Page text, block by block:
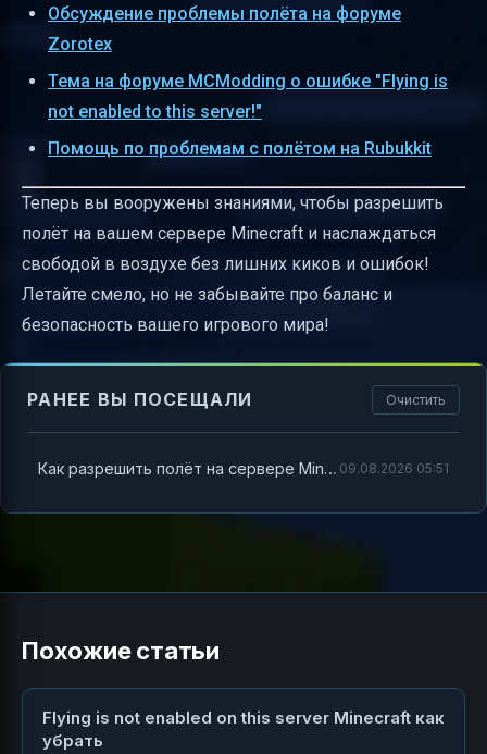
Обсуждение проблемы полёта на форуме
Zorotex
Тема на форуме MCModding о ошибке "Flying is
not enabled to this server!"
Помощь по проблемам с полётом на Rubukkit
Теперь вы вооружены знаниями, чтобы разрешить
полёт на вашем сервере Minecraft и наслаждаться
свободой в воздухе без лишних киков и ошибок!
Летайте смело, но не забывайте про баланс и
безопасность вашего игрового мира!
РАНЕЕ ВЫ ПОСЕЩАЛИ Очистить
Как разрешить полёт на сервере Minecraft и не получить кик за Flying 09.08.2026 05:51
Похожие статьи
Flying is not enabled on this server Minecraft как
убрать